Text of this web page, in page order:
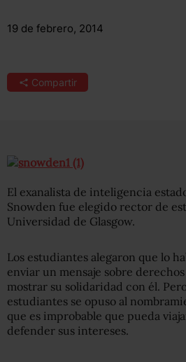
19 de febrero, 2014
Compartir
El exanalista de inteligencia
Snowden fue elegido rector de
Universidad de Glasgow.
Los estudiantes alegaron que lo
enviar un mensaje sobre
mostrar su solidaridad con él.
estudiantes se opuso al
que es improbable que pueda
defender sus intereses.